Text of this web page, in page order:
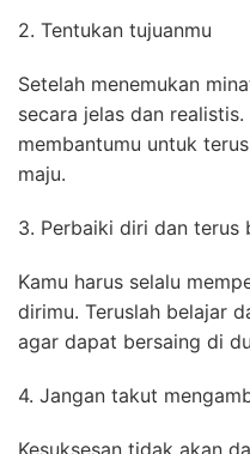
2. Tentukan tujuanmu
Setelah menemukan
secara jelas dan
membantumu untuk
maju.
3. Perbaiki diri dan terus
Kamu harus selalu
dirimu. Teruslah belajar
agar dapat bersaing di
4. Jangan takut
Kesuksesan tidak akan